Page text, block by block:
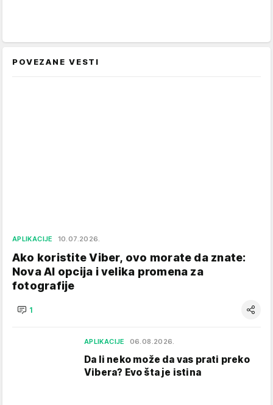
POVEZANE VESTI
APLIKACIJE 10.07.2026.
Ako koristite Viber, ovo morate da znate:
Nova AI opcija i velika promena za
fotografije
1
APLIKACIJE 06.08.2026.
Da li neko može da vas prati preko
Vibera? Evo šta je istina